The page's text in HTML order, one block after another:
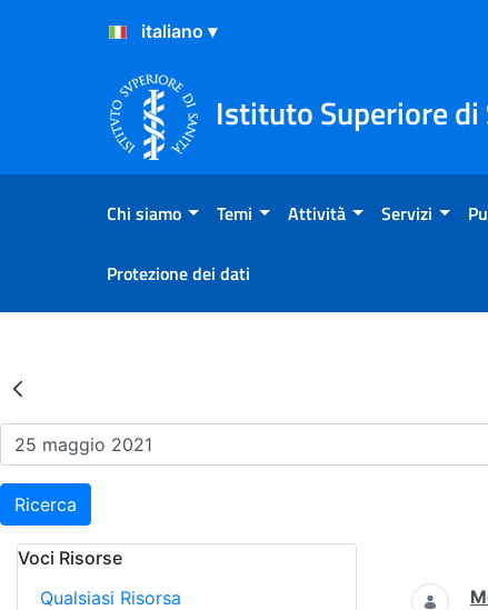
Salta al Contenuto
Salta al Footer
Istituto Superiore di
Chi siamo Temi Attività Servizi
Protezione dei dati
Risultati della Ricerca -
Ricerca
Voci Risorse
Qualsiasi Risorsa
Ricerca